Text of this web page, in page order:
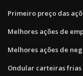
Primeiro preço das
Melhores ações de
Melhores ações de
Ondular carteiras frias